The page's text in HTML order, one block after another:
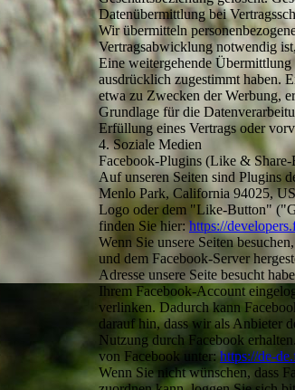
Datenübermittlung bei
Wir übermitteln
Vertragsabwicklung notwendig
Eine weitergehende
ausdrücklich zugestimmt haben.
etwa zu Zwecken der Werbung,
Grundlage für die
Erfüllung eines Vertrags oder
4. Soziale Medien
Facebook-Plugins (Like &
Auf unseren Seiten sind Plugins
Menlo Park, California 94025,
Logo oder dem "Like-Button"
finden Sie hier:https://
Wenn Sie unsere Seiten
und dem Facebook-Server
Adresse unsere Seite besucht
Ihrem Facebook-Account
verlinken. Dadurch kann
darauf hin, dass wir als Anbieter
Nutzung durch Facebook
von Facebook unter:https://de-
Wenn Sie nicht wünschen, dass